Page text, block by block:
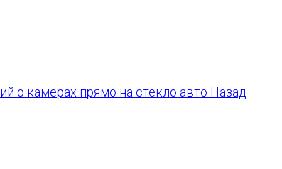
о камерах прямо на стекло авто Назад